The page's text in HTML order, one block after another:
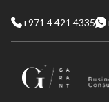
+971 4 421 4335